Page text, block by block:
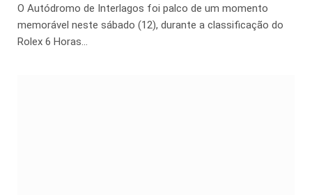
O Autódromo de Interlagos foi palco de um momento
memorável neste sábado (12), durante a classificação do
Rolex 6 Horas…